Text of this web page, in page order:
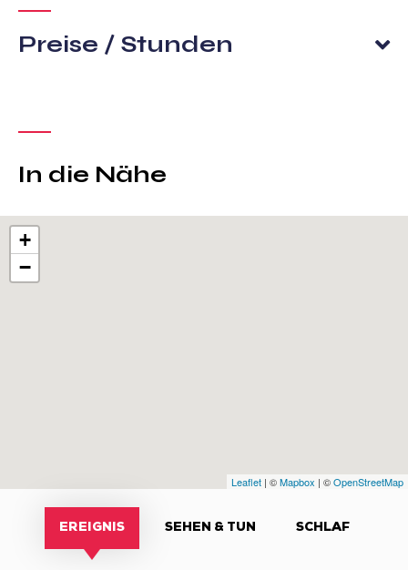
Preise / Stunden
In die Nähe
+
−
Leaflet | ©Mapbox | ©OpenStreetMap
EREIGNIS SEHEN & TUN SCHLAF